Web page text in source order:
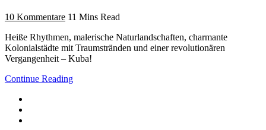
10 Kommentare 11 Mins Read
Heiße Rhythmen, malerische Naturlandschaften, charmante
Kolonialstädte mit Traumstränden und einer revolutionären
Vergangenheit – Kuba!
Continue Reading